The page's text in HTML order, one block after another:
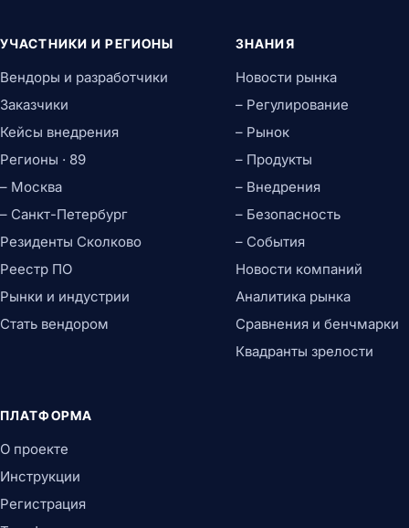
УЧАСТНИКИ И РЕГИОНЫ
Вендоры и разработчики
Заказчики
Кейсы внедрения
Регионы · 89
– Москва
– Санкт-Петербург
Резиденты Сколково
Реестр ПО
Рынки и индустрии
Стать вендором
ЗНАНИЯ
Новости рынка
– Регулирование
– Рынок
– Продукты
– Внедрения
– Безопасность
– События
Новости компаний
Аналитика рынка
Сравнения и бенчмарки
Квадранты зрелости
ПЛАТФОРМА
О проекте
Инструкции
Регистрация